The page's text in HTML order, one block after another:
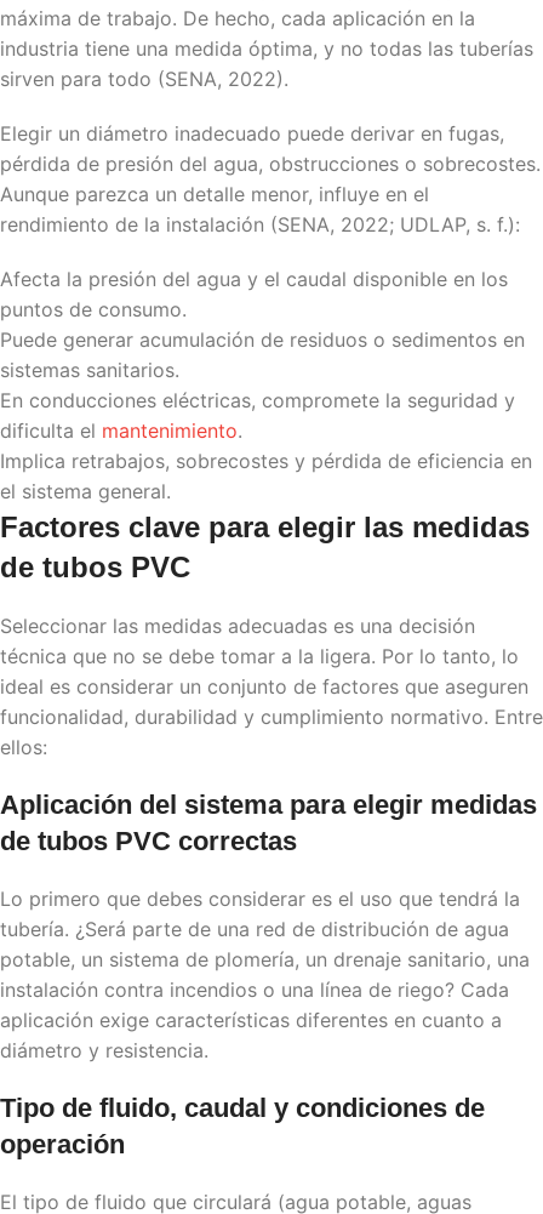
máxima de trabajo. De hecho, cada aplicación en la
industria tiene una medida óptima, y no todas las tuberías
sirven para todo (SENA, 2022).
Elegir un diámetro inadecuado puede derivar en fugas,
pérdida de presión del agua, obstrucciones o sobrecostes.
Aunque parezca un detalle menor, influye en el
rendimiento de la instalación (SENA, 2022; UDLAP, s. f.):
Afecta la presión del agua y el caudal disponible en los
puntos de consumo.
Puede generar acumulación de residuos o sedimentos en
sistemas sanitarios.
En conducciones eléctricas, compromete la seguridad y
dificulta el mantenimiento.
Implica retrabajos, sobrecostes y pérdida de eficiencia en
el sistema general.
Factores clave para elegir las medidas
de tubos PVC
Seleccionar las medidas adecuadas es una decisión
técnica que no se debe tomar a la ligera. Por lo tanto, lo
ideal es considerar un conjunto de factores que aseguren
funcionalidad, durabilidad y cumplimiento normativo. Entre
ellos:
Aplicación del sistema para elegir medidas
de tubos PVC correctas
Lo primero que debes considerar es el uso que tendrá la
tubería. ¿Será parte de una red de distribución de agua
potable, un sistema de plomería, un drenaje sanitario, una
instalación contra incendios o una línea de riego? Cada
aplicación exige características diferentes en cuanto a
diámetro y resistencia.
Tipo de fluido, caudal y condiciones de
operación
El tipo de fluido que circulará (agua potable, aguas